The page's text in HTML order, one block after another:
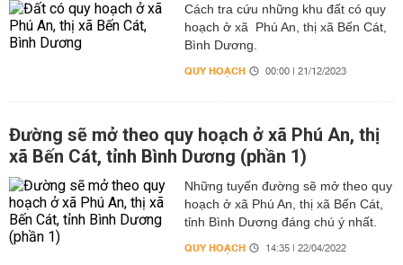
Cách tra cứu những khu đất có quy
hoạch ở xã Phú An, thị xã Bến Cát,
Bình Dương.
QUY HOẠCH 00:00 | 21/12/2023
Đường sẽ mở theo quy hoạch ở xã Phú An, thị
xã Bến Cát, tỉnh Bình Dương (phần 1)
Những tuyến đường sẽ mở theo quy
hoạch ở xã Phú An, thị xã Bến Cát,
tỉnh Bình Dương đáng chú ý nhất.
QUY HOẠCH 14:35 | 22/04/2022